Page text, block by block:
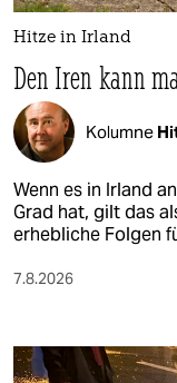
Hitze in Irland
Den Iren kann
Kolumne
Wenn es in Irland
Grad hat, gilt das
erhebliche Folgen
7.8.2026